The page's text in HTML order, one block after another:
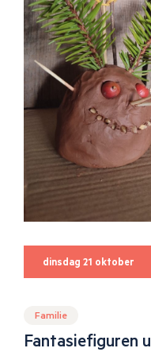
dinsdag 21 oktober
Familie
Fantasiefiguren